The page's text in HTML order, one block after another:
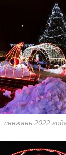
снежань 2022